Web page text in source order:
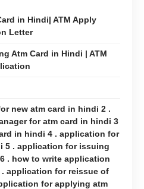
in Hindi| ATM Apply
Letter
Atm Card in Hindi | ATM
new atm card in hindi 2 .
for atm card in hindi 3
in hindi 4 . application for
5 . application for issuing
. how to write application
application for reissue of
for applying atm